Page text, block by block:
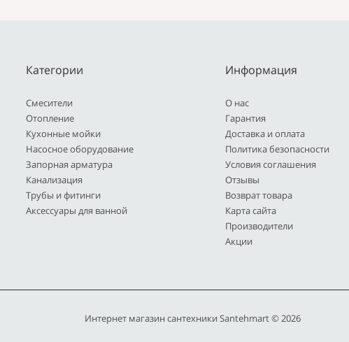
Категории
Cмесители
Отопление
Кухонные мойки
Насосное оборудование
Запорная арматура
Канализация
Трубы и фитинги
Аксессуары для ванной
Информация
О нас
Гарантия
Доставка и оплата
Политика безопасности
Условия соглашения
Отзывы
Возврат товара
Карта сайта
Производители
Акции
Интернет магазин сантехники Santehmart © 2026